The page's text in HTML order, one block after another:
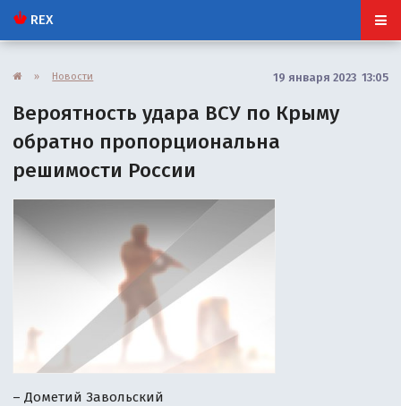
REX
» Новости 19 января 2023 13:05
Вероятность удара ВСУ по Крыму
обратно пропорциональна
решимости России
– Дометий Завольский